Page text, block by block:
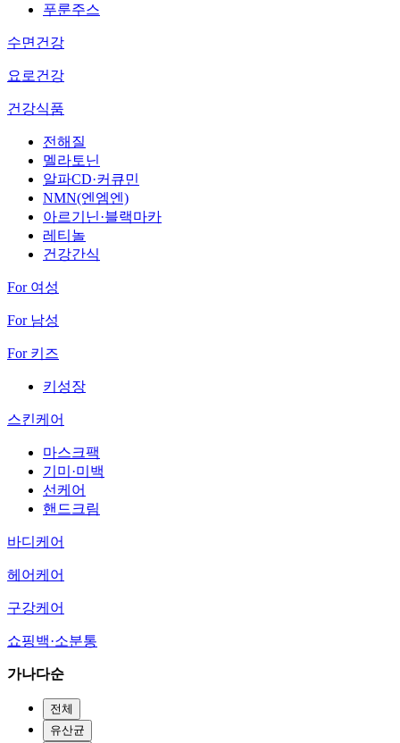
푸룬주스
수면건강
요로건강
건강식품
전해질
멜라토닌
알파CD·커큐민
NMN(엔엠엔)
아르기닌·블랙마카
레티놀
건강간식
For 여성
For 남성
For 키즈
키성장
스킨케어
마스크팩
기미·미백
선케어
핸드크림
바디케어
헤어케어
구강케어
쇼핑백·소분통
가나다순
전체
유산균